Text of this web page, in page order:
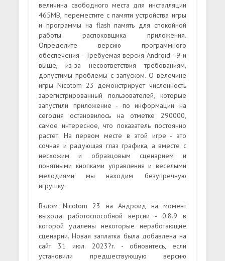
величина свободного места для инсталляции
465MB, переместите с памяти устройства игры
и программы на flash память для спокойной
работы распоковщика приложения.
Определите версию программного
обеспечения - Требуемая версия Android - 9 и
выше, из-за несоответствия требованиям,
допустимы проблемы с запуском. О велечине
игры Nicotom 23 демонстрирует численность
зарегистрированный пользователей, которые
запустили приложение - по информации на
сегодня остановилось на отметке 290000,
самое интересное, что показатель постоянно
растет. На первом месте в этой игре - это
сочная и радующая глаз графика, а вместе с
несхожим и образцовым сценарием и
понятными кнопками управления и веселыми
мелодиями мы находим безупречную
игрушку.
Взлом Nicotom 23 на Андроид на момент
выхода работоспособной версии - 0.8.9 в
которой удалены некоторые неработающие
сценарии. Новая заплатка была добавлена на
сайт 31 июл. 2023?г. - обновитесь, если
установили предшествующую версию